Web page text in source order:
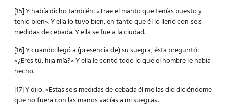
[15] Y había dicho también: «Trae el manto que tenías puesto y
tenlo bien». Y ella lo tuvo bien, en tanto que él lo llenó con seis
medidas de cebada. Y ella se fue a la ciudad.
[16] Y cuando llegó a (presencia de) su suegra, ésta preguntó:
«¿Eres tú, hija mía?» Y ella le contó todo lo que el hombre le había
hecho.
[17] Y dijo: «Estas seis medidas de cebada él me las dio diciéndome
que no fuera con las manos vacías a mi suegra».